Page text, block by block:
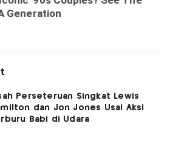
Perseteruan Singkat Lewis
dan Jon Jones Usai Aksi
Babi di Udara